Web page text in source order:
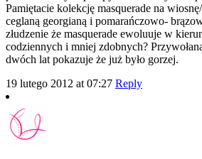
Pamiętacie kolekcję masquerade na
ceglaną georgianą i pomarańczowo-
złudzenie że masquerade ewoluuje w
codziennych i mniej zdobnych?
dwóch lat pokazuje że już było gorzej.
19 lutego 2012 at 07:27 Reply